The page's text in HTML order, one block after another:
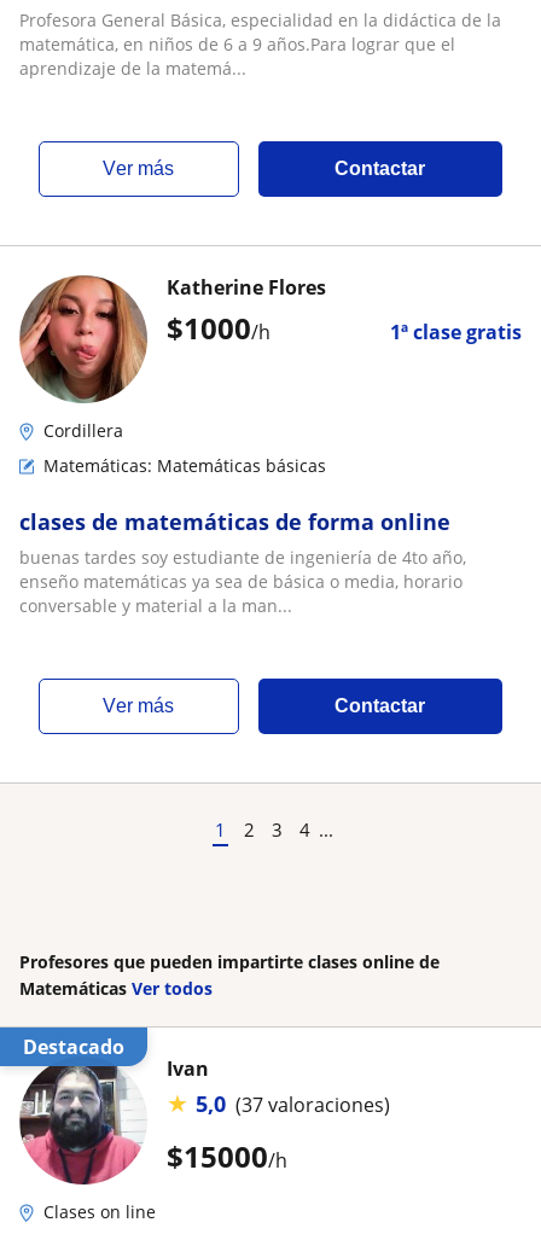
Profesora General Básica, especialidad en la didáctica de la
matemática, en niños de 6 a 9 años.Para lograr que el
aprendizaje de la matemá...
ver más Contactar
$1000/h 1ª clase gratis
Katherine Flores
Cordillera
Matemáticas: Matemáticas básicas
clases de matemáticas de forma online
buenas tardes soy estudiante de ingeniería de 4to año,
enseño matemáticas ya sea de básica o media, horario
conversable y material a la man...
ver más Contactar
1 2 3 4 ...
Profesores que pueden impartirte clases online de
Matemáticas Ver todos
Destacado
$15000/h
Ivan
★ 5,0 (37 valoraciones)
Clases on line